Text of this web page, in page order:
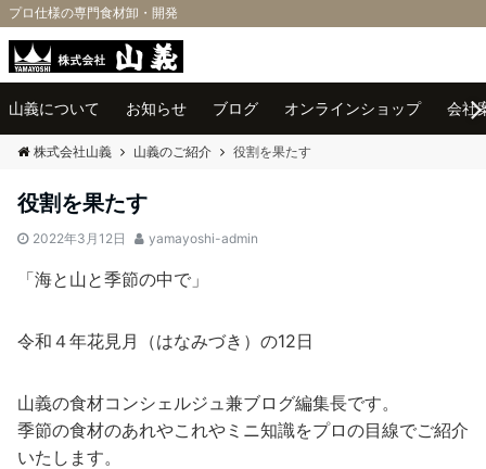
プロ仕様の専門食材卸・開発
山義について お知らせ ブログ オンラインショップ 会社
株式会社山義 山義のご紹介 役割を果たす
役割を果たす
2022年3月12日 yamayoshi-admin
「海と山と季節の中で」
令和４年花見月（はなみづき）の12日
山義の食材コンシェルジュ兼ブログ編集長です。
季節の食材のあれやこれやミニ知識をプロの目線でご紹介
いたします。